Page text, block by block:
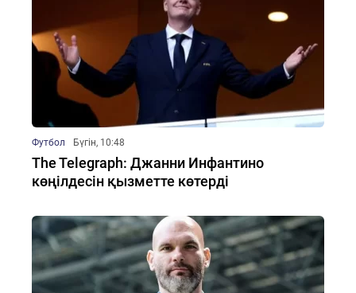
Футбол Бүгін, 10:48
The Telegraph: Джанни Инфантино
көңілдесін қызметте көтерді